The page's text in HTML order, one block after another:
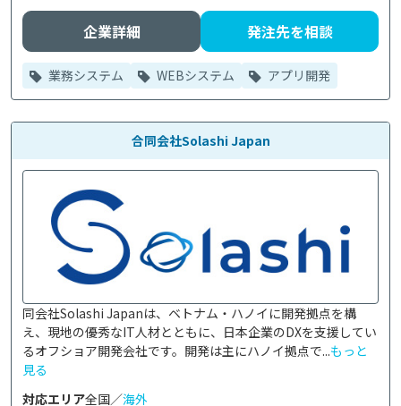
企業詳細 発注先を相談
業務システム WEBシステム アプリ開発
合同会社Solashi Japan
同会社Solashi Japanは、ベトナム・ハノイに開発拠点を構
え、現地の優秀なIT人材とともに、日本企業のDXを支援してい
るオフショア開発会社です。開発は主にハノイ拠点で...もっと
見る
対応エリア全国／海外